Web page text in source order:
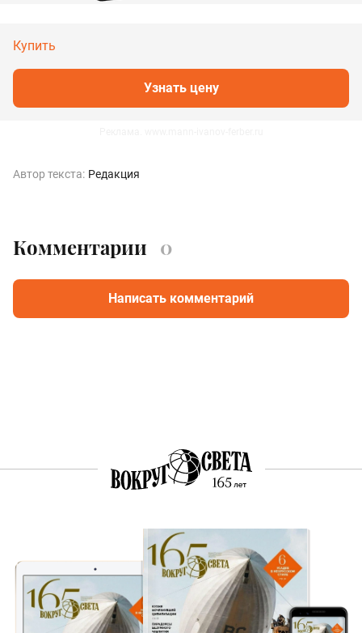
Купить
Узнать цену
Автор текста: Редакция
Комментарии 0
Написать комментарий